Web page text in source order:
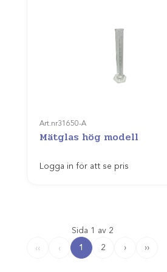
Art.nr31650-A
Mätglas hög modell
Logga in för att se pris
Sida 1 av 2
‹‹
‹ 1 2 › ››